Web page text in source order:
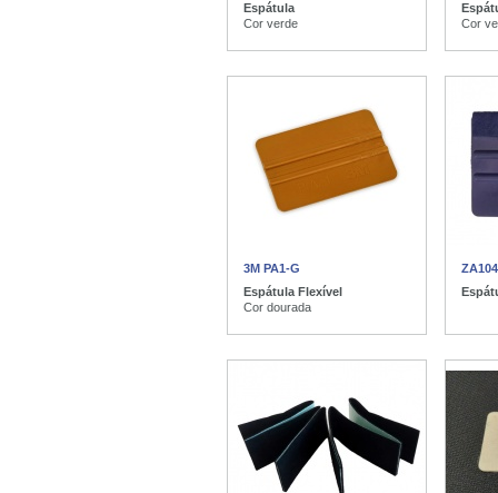
Espátula
Cor verde
Cor
3M PA1-G
Espátula Flexível
Cor dourada